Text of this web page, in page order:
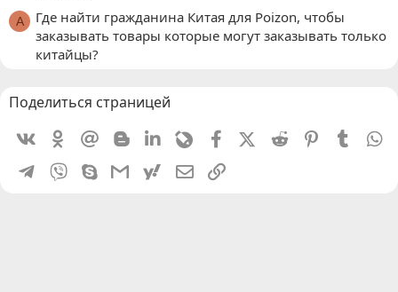
A
Где найти гражданина Китая для Poizon, чтобы
заказывать товары которые могут заказывать только
китайцы?
Поделиться страницей
VkontakteOdnoklassniki
Mail.ru BloggerLinkedin
LivejournalFacebookX (Twitter)
Reddit PinterestTumblr
Telegram
Viber SkypeGmailyahoomailЭлектронная почта